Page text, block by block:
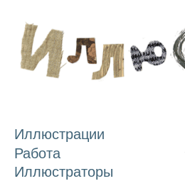
Иллюстрации
Работа
Иллюстраторы